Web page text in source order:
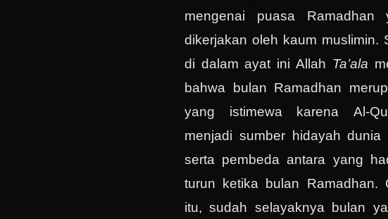
mengenai puasa Ramadhan
dikerjakan oleh kaum muslimin.
di dalam ayat ini Allah Ta’ala
bahwa bulan Ramadhan
yang istimewa karena Al-
menjadi sumber hidayah dunia
serta pembeda antara yang
turun ketika bulan Ramadhan.
itu, sudah selayaknya bulan